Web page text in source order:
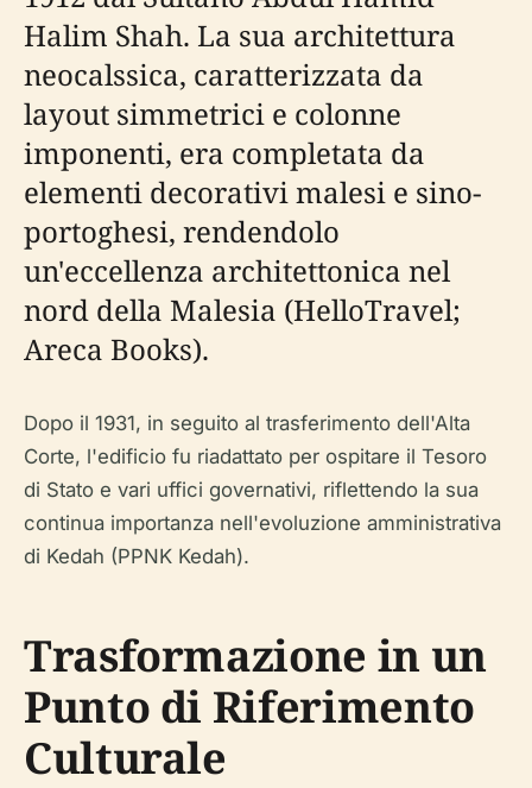
Halim Shah. La sua architettura
neocalssica, caratterizzata da
layout simmetrici e colonne
imponenti, era completata da
elementi decorativi malesi e sino-
portoghesi, rendendolo
un'eccellenza architettonica nel
nord della Malesia (HelloTravel;
Areca Books).
Dopo il 1931, in seguito al trasferimento dell'Alta
Corte, l'edificio fu riadattato per ospitare il Tesoro
di Stato e vari uffici governativi, riflettendo la sua
continua importanza nell'evoluzione amministrativa
di Kedah (PPNK Kedah).
Trasformazione in un
Punto di Riferimento
Culturale